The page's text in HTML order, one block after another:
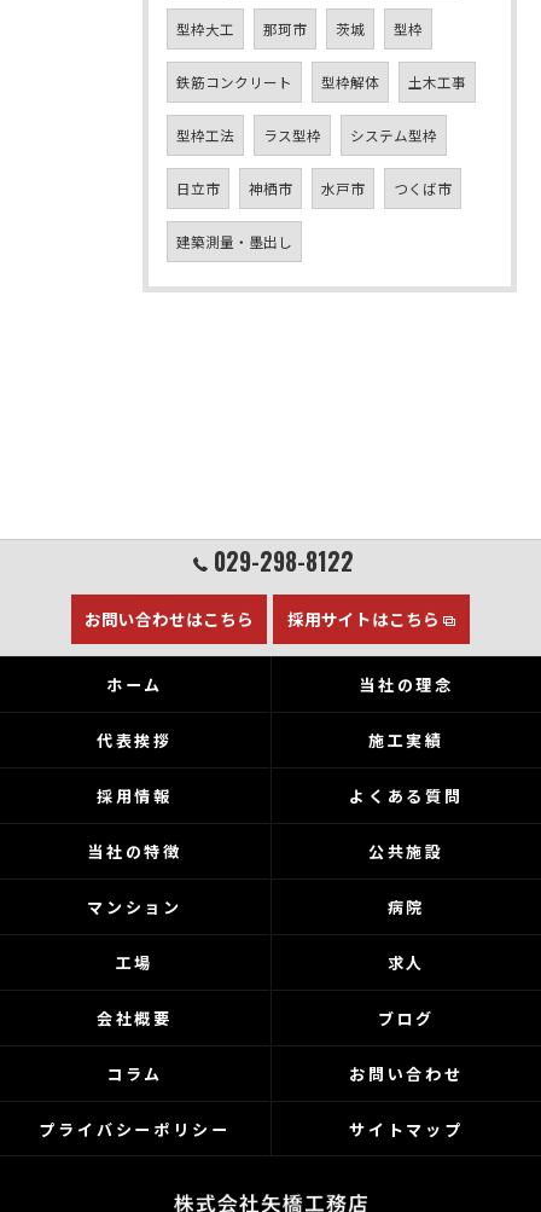
型枠大工 那珂市 茨城 型枠
鉄筋コンクリート 型枠解体 土木工事
型枠工法 ラス型枠 システム型枠
日立市 神栖市 水戸市 つくば市
建築測量・墨出し
029-298-8122
お問い合わせはこちら 採用サイトはこちら
ホーム 当社の理念
代表挨拶 施工実績
採用情報 よくある質問
当社の特徴 公共施設
マンション 病院
工場 求人
会社概要 ブログ
コラム お問い合わせ
プライバシーポリシー サイトマップ